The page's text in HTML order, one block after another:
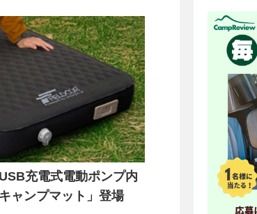
充電式電動ポンプ内
ャンプマット」登場